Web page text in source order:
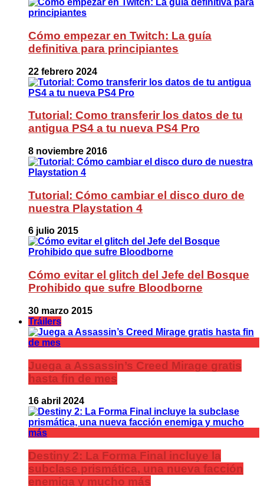
Cómo empezar en Twitch: La guía
definitiva para principiantes
22 febrero 2024
Tutorial: Como transferir los datos de tu
antigua PS4 a tu nueva PS4 Pro
8 noviembre 2016
Tutorial: Cómo cambiar el disco duro de
nuestra Playstation 4
6 julio 2015
Cómo evitar el glitch del Jefe del Bosque
Prohibido que sufre Bloodborne
30 marzo 2015
Tráilers
Juega a Assassin’s Creed Mirage gratis
hasta fin de mes
16 abril 2024
Destiny 2: La Forma Final incluye la
subclase prismática, una nueva facción
enemiga y mucho más